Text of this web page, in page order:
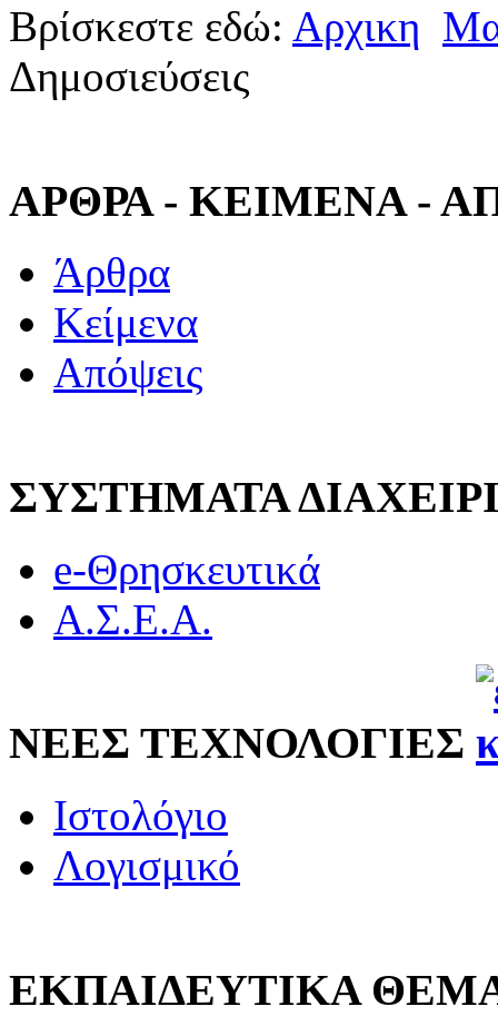
Βρίσκεστε εδώ: Αρχικη
Δημοσιεύσεις
ΑΡΘΡΑ - ΚΕΙΜΕΝΑ -
Άρθρα
Κείμενα
Απόψεις
ΣΥΣΤΗΜΑΤΑ
e-Θρησκευτικά
Α.Σ.Ε.Α.
ΝΕΕΣ ΤΕΧΝΟΛΟΓΙΕΣ
Ιστολόγιο
Λογισμικό
ΕΚΠΑΙΔΕΥΤΙΚΑ